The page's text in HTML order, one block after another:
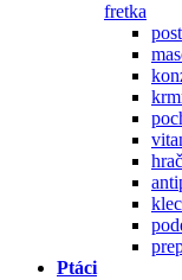
fretka
Ptáci